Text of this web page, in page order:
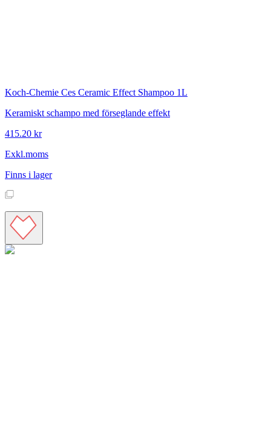
Koch-Chemie Ces Ceramic Effect Shampoo 1L
Keramiskt schampo med förseglande effekt
415.20 kr
Exkl.moms
Finns i lager